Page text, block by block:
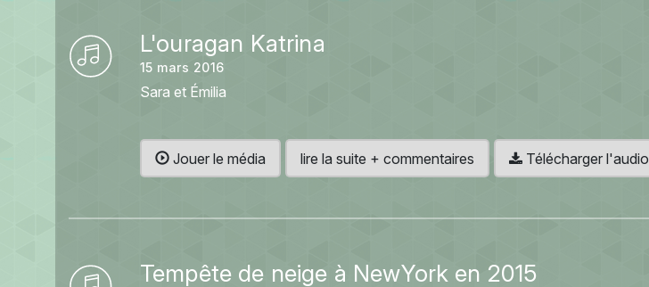
L'ouragan Katrina
15 mars 2016
Sara et Émilia
Jouer le média lire la suite + commentaires Télécharger l'audio
Tempête de neige à NewYork en 2015